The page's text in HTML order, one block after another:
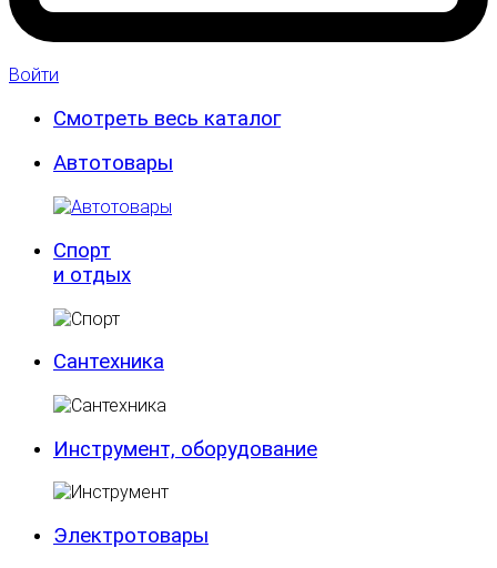
Войти
Смотреть весь каталог
Автотовары
Спорт
и отдых
Сантехника
Инструмент, оборудование
Электротовары